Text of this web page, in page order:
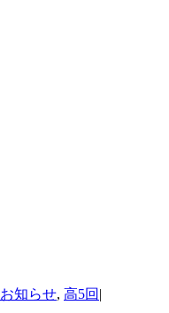
お知らせ, 高5回 |